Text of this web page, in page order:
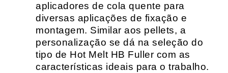
aplicadores de cola quente para
diversas aplicações de fixação e
montagem. Similar aos pellets, a
personalização se dá na seleção do
tipo de Hot Melt HB Fuller com as
características ideais para o trabalho.